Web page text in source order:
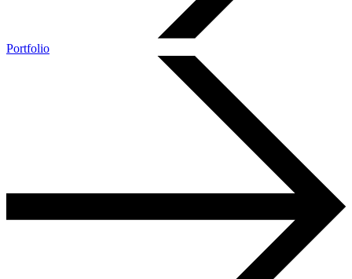
Portfolio